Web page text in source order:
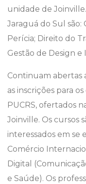
unidade de
Jaraguá do Sul
Perícia; Direito do
Gestão de Design e
Continuam abertas
as inscrições para
PUCRS, ofertados
Joinville. Os cursos
interessados em se
Comércio
Digital
e Saúde). Os